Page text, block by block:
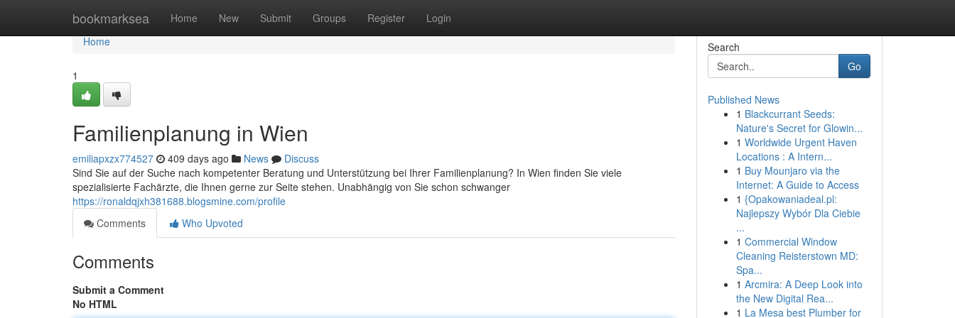
bookmarksea Home New Submit Groups Register Login
Home
Home
1
Familienplanung in Wien
emiliapxzx774527 409 days ago News
Discuss
Sind Sie auf der Suche nach kompetenter Beratung und Unterstützung bei Ihrer Familienplanung? In Wien finden Sie viele
spezialisierte Fachärzte, die Ihnen gerne zur Seite stehen. Unabhängig von Sie schon schwanger
https://ronaldqjxh381688.blogsmine.com/profile
Comments
Who Upvoted
Comments
Submit a Comment
No HTML
Search
Go
Published News
1 Blackcurrant Seeds:
Nature's Secret for Glowin...
1 Worldwide Urgent Haven
Locations : A Intern...
1 Buy Mounjaro via the
Internet: A Guide to Access
1 {Opakowaniadeal.pl:
Najlepszy Wybór Dla Ciebie
...
1 Commercial Window
Cleaning Reisterstown MD:
Spa...
1 Arcmira: A Deep Look into
the New Digital Rea...
1 La Mesa best Plumber for